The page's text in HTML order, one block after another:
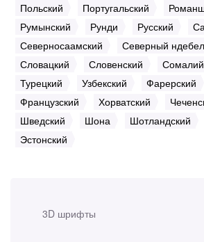
3D шрифты
Польский
Португальский
Румынский
Рунди Русский
Северносаамский
Северный
Словацкий
Словенский
Турецкий
Узбекский Фарерский
Французский
Хорватский
Шведский
Шона Шотландский
Эстонский